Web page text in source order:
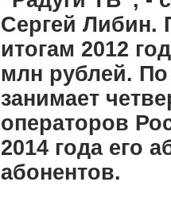
Сергей Либин.
итогам 2012
млн рублей.
занимает
операторов
2014 года его
абонентов.